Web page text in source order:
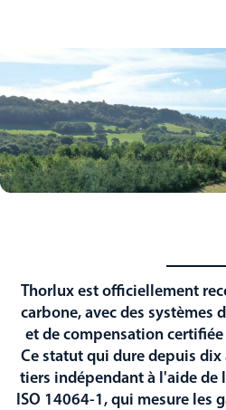
Thorlux est officiellement
carbone, avec des systèmes
et de compensation
Ce statut qui dure depuis dix
tiers indépendant à l'aide de
ISO 14064-1, qui mesure les